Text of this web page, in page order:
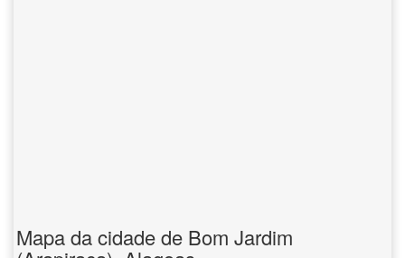
Mapa da cidade de Bom Jardim